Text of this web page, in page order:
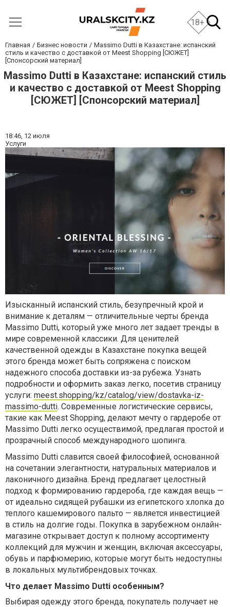
18+
Главная Бизнес новости
Massimo Dutti в Казахстане: испанский
стиль и качество с доставкой от Meest Shopping [СЮЖЕТ]
[Спонсорский материал]
Massimo Dutti в Казахстане: испанский стиль
и качество с доставкой от Meest Shopping
[СЮЖЕТ] [Спонсорский материал]
18:46, 12 июля
Услуги
Изысканный испанский стиль, безупречный крой и
внимание к деталям — отличительные черты бренда
Massimo Dutti, который уже много лет задает тренды в
мире современной классики. Для ценителей
качественной одежды в Казахстане покупка вещей
этого бренда может быть сопряжена с поиском
надежного способа доставки из-за рубежа. Узнать
подробности и оформить заказ легко, посетив страницу
услуги: meest.shopping/kz/catalog/view/dostavka-iz-
massimo-dutti. Современные логистические сервисы,
такие как Meest Shopping, делают мечту о гардеробе от
Massimo Dutti легко осуществимой, предлагая простой и
прозрачный способ международного шопинга.
Massimo Dutti славится своей философией, основанной
на сочетании элегантности, натуральных материалов и
лаконичного дизайна. Бренд предлагает целостный
подход к формированию гардероба, где каждая вещь —
от идеально сидящей рубашки из египетского хлопка до
теплого кашемирового пальто — является инвестицией
в стиль на долгие годы. Покупка в зарубежном онлайн-
магазине открывает доступ к полному ассортименту
коллекций для мужчин и женщин, включая аксессуары,
обувь и парфюмерию, которые могут быть недоступны
в локальных мультибрендовых точках.
Что делает Massimo Dutti особенным?
Выбирая одежду этого бренда, покупатель получает не